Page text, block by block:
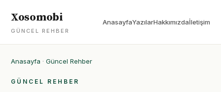
Xosomobi
GÜNCEL REHBER
AnasayfaYazılarHakkımızdaİletişim
Anasayfa · Güncel Rehber
GÜNCEL REHBER